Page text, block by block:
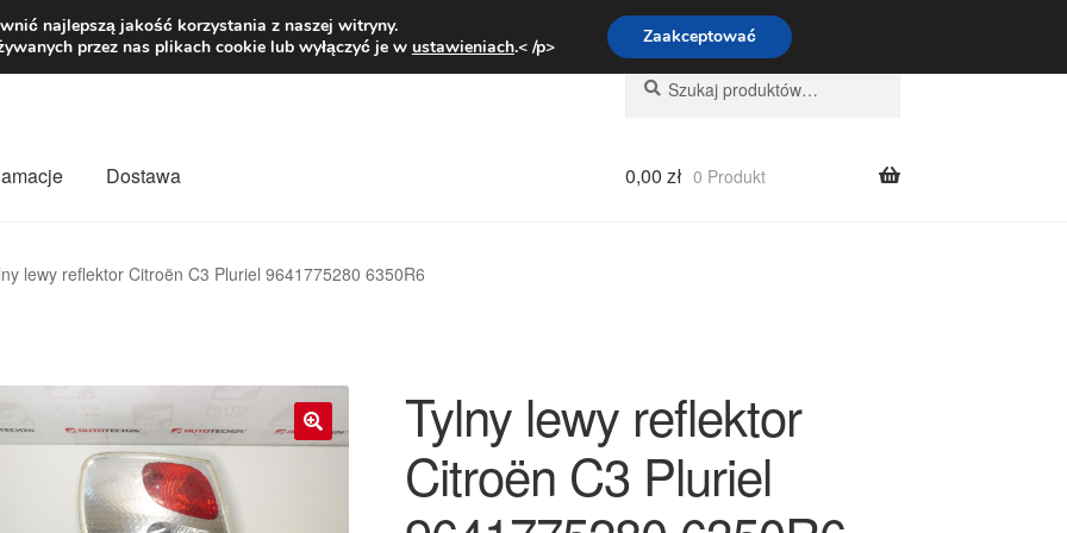
zł Pn.-pt. 9:00-16:00800 003 167
Szukaj:
Szukaj
Dostawa 0,00 zł 0 Produkt
lewy reflektor Citroën C3 Pluriel 9641775280 6350R6
🔍
Tylny lewy reflektor
Citroën C3 Pluriel
najlepszą jakość korzystania z naszej witryny.
przez nas plikach cookie lub wyłączyć je w ustawieniach.< /p> Zaakceptować